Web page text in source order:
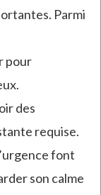
Parmi
pour
des
requise.
font
son calme